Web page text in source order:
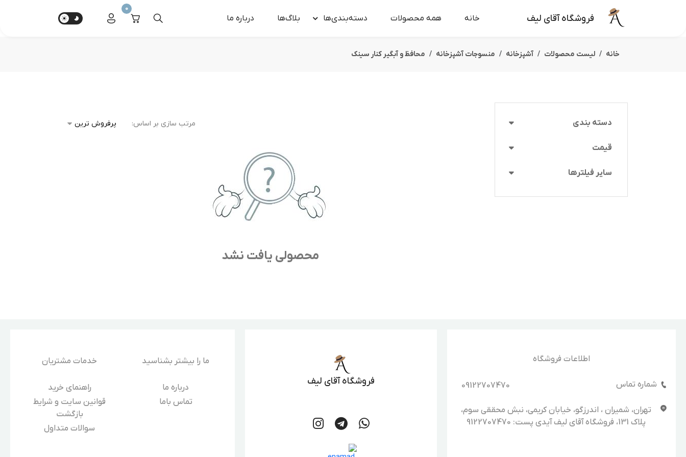
فروشگاه آقای لیف خانه همه محصولات دسته‌بندی‌ها بلاگ‌ها درباره‌ ما
0
خانه لیست محصولات آشپزخانه منسوجات آشپزخانه محافظ و آبگیر کنار سینک
دسته بندی
قیمت
سایر فیلترها
مرتب سازی بر اساس:
محصولی یافت نشد
اطلاعات فروشگاه
شماره تماس 09122707470
تهران، شمیران ، اندرزگو، خیابان کریمی، نبش محققی سوم،
پلاک 131، فروشگاه آقای لیف آیدی پست: 9122707470
فروشگاه آقای لیف
ما را بیشتر بشناسید
درباره‌ ما
تماس باما
خدمات مشتریان
راهنمای خرید
قوانین سایت و شرایط
بازگشت
سوالات متداول